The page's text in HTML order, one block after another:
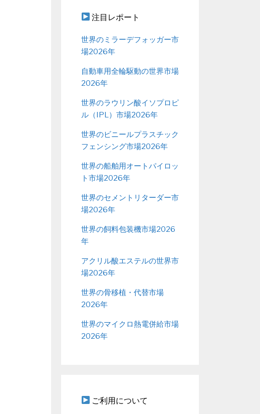
注目レポート
世界のミラーデフォッガー市
場2026年
自動車用全輪駆動の世界市場
2026年
世界のラウリン酸イソプロピ
ル（IPL）市場2026年
世界のビニールプラスチック
フェンシング市場2026年
世界の船舶用オートパイロッ
ト市場2026年
世界のセメントリターダー市
場2026年
世界の飼料包装機市場2026
年
アクリル酸エステルの世界市
場2026年
世界の骨移植・代替市場
2026年
世界のマイクロ熱電併給市場
2026年
ご利用について